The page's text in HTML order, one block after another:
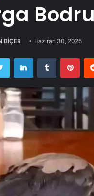
BİÇER Haziran 30, 2025
Twitter LinkedInTumblr